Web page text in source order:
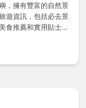
，擁有豐富的自然景
遊資訊，包括必去景
食推薦和實用貼士，